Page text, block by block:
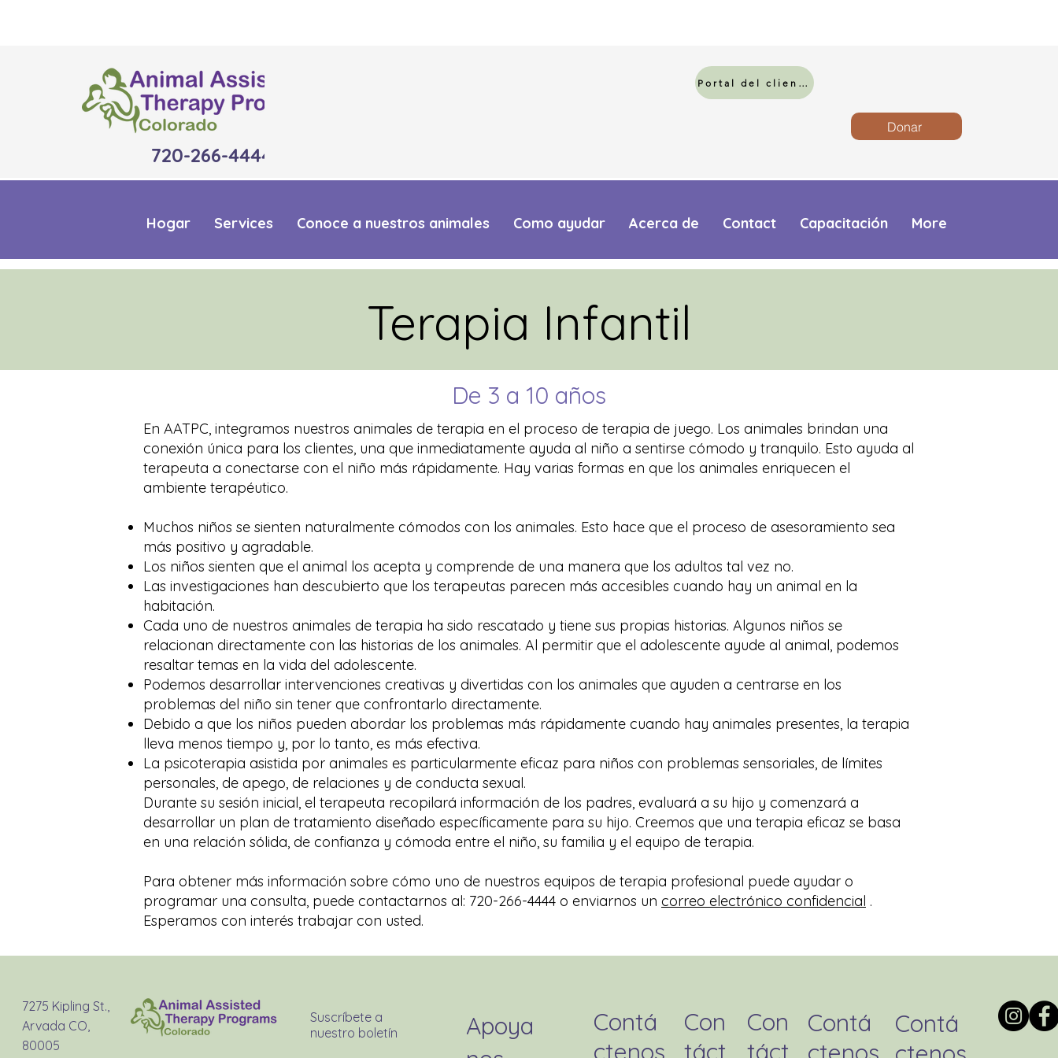
720-266-4444
Portal del cliente
Donar
Hogar Services Conoce a nuestros animales Como ayudar Acerca de Contact Capacitación More
Terapia Infantil
De 3 a 10 años
En AATPC, integramos nuestros animales de terapia en el proceso de terapia de juego. Los animales brindan una
conexión única para los clientes, una que inmediatamente ayuda al niño a sentirse cómodo y tranquilo. Esto ayuda al
terapeuta a conectarse con el niño más rápidamente. Hay varias formas en que los animales enriquecen el
ambiente terapéutico.
Muchos niños se sienten naturalmente cómodos con los animales. Esto hace que el proceso de asesoramiento sea
más positivo y agradable.
Los niños sienten que el animal los acepta y comprende de una manera que los adultos tal vez no.
Las investigaciones han descubierto que los terapeutas parecen más accesibles cuando hay un animal en la
habitación.
Cada uno de nuestros animales de terapia ha sido rescatado y tiene sus propias historias. Algunos niños se
relacionan directamente con las historias de los animales. Al permitir que el adolescente ayude al animal, podemos
resaltar temas en la vida del adolescente.
Podemos desarrollar intervenciones creativas y divertidas con los animales que ayuden a centrarse en los
problemas del niño sin tener que confrontarlo directamente.
Debido a que los niños pueden abordar los problemas más rápidamente cuando hay animales presentes, la terapia
lleva menos tiempo y, por lo tanto, es más efectiva.
La psicoterapia asistida por animales es particularmente eficaz para niños con problemas sensoriales, de límites
personales, de apego, de relaciones y de conducta sexual.
Durante su sesión inicial, el terapeuta recopilará información de los padres, evaluará a su hijo y comenzará a
desarrollar un plan de tratamiento diseñado específicamente para su hijo. Creemos que una terapia eficaz se basa
en una relación sólida, de confianza y cómoda entre el niño, su familia y el equipo de terapia.
Para obtener más información sobre cómo uno de nuestros equipos de terapia profesional puede ayudar o
programar una consulta, puede contactarnos al: 720-266-4444 o enviarnos un correo electrónico confidencial .
Esperamos con interés trabajar con usted.
7275 Kipling St.,
Arvada CO,
80005
Suscríbete a
nuestro boletín
Apoya
Contá
ctenos
Con
táct
Con
táct
Contá
Contá